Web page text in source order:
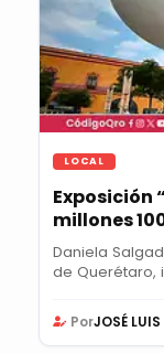
LOCAL
Exposición
millones
Daniela
de Querétaro,
PorJOSÉ